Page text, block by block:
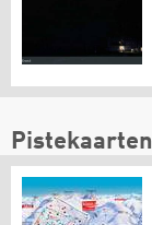
Pistekaarten